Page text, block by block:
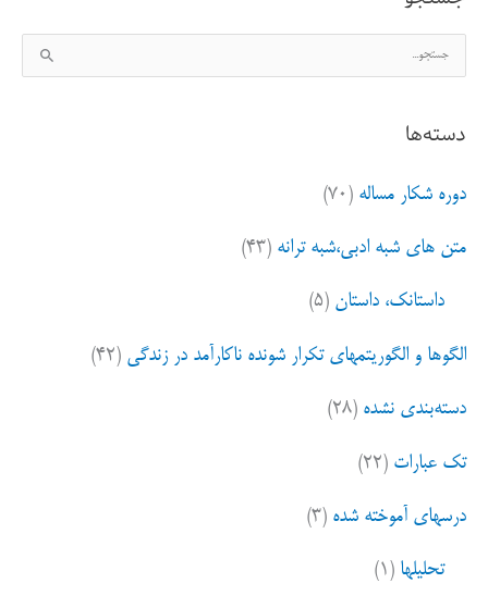
س
ج
ب
ا
دسته‌ها
دوره شکار مساله (۷۰)
متن های شبه ادبی،شبه ترانه (۴۳)
داستانک، داستان (۵)
الگوها و الگوریتمهای تکرار شونده ناکارآمد در زندگی (۴۲)
دسته‌بندی نشده (۲۸)
تک عبارات (۲۲)
درسهای آموخته شده (۳)
تحلیلها (۱)